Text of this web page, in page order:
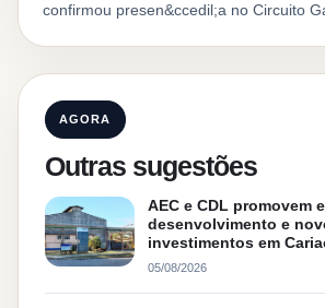
confirmou presen&ccedil;a no Circuito
AGORA
Outras sugestões
AEC e CDL promovem
desenvolvimento e
investimentos em
05/08/2026